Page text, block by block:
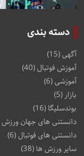
دسته بندی
آگهی(15)
آموزش فوتبال (40)
آموزشی(6)
بازار (5)
بوندسلیگا (16)
دانستنی های جهان ورزش
دانستنی های فوتبال (6)
سایر ورزش ها (38)